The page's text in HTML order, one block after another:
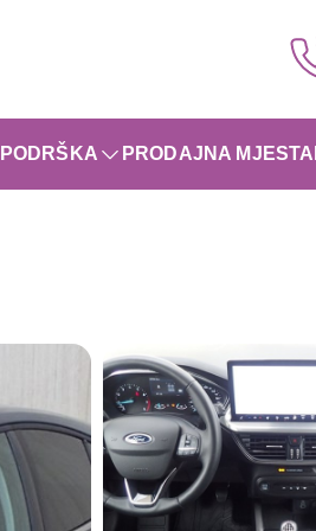
PODRŠKA PRODAJNA MJESTA